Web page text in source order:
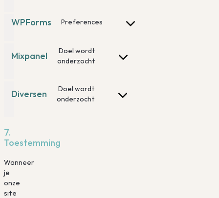
google-
WPForms Preferences
Consent
wpforms
Mixpanel
Doel wordt
onderzocht
Consent
mixpanel
Diversen
Doel wordt
onderzocht
Consent
7.
Toestemming
Wanneer
je
onze
site